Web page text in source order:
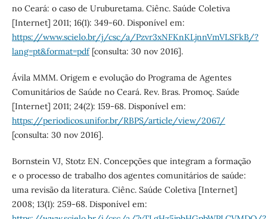
no Ceará: o caso de Uruburetama. Ciênc. Saúde Coletiva
[Internet] 2011; 16(1): 349-60. Disponível em:
https://www.scielo.br/j/csc/a/Pzvr3xNFKnKLjnnVmVLSFkB/?
lang=pt&format=pdf[consulta: 30 nov 2016].
Ávila MMM. Origem e evolução do Programa de Agentes
Comunitários de Saúde no Ceará. Rev. Bras. Promoç. Saúde
[Internet] 2011; 24(2): 159-68. Disponível em:
https://periodicos.unifor.br/RBPS/article/view/2067/
[consulta: 30 nov 2016].
Bornstein VJ, Stotz EN. Concepções que integram a formação
e o processo de trabalho dos agentes comunitários de saúde:
uma revisão da literatura. Ciênc. Saúde Coletiva [Internet]
2008; 13(1): 259-68. Disponível em: